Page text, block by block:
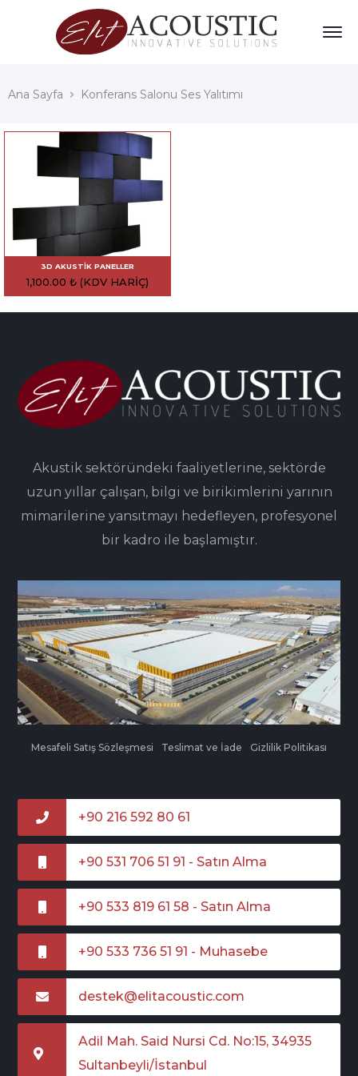
Ana Sayfa Konferans Salonu Ses Yalıtımı
3D AKUSTIK PANELLER
1,100.00 ₺ (KDV HARIÇ)
Akustik sektöründeki faaliyetlerine, sektörde
uzun yıllar çalışan, bilgi ve birikimlerini yarının
mimarilerine yansıtmayı hedefleyen, profesyonel
bir kadro ile başlamıştır.
Mesafeli Satış Sözleşmesi Teslimat ve İade Gizlilik Politikası
+90 216 592 80 61
+90 531 706 51 91 - Satın Alma
+90 533 819 61 58 - Satın Alma
+90 533 736 51 91 - Muhasebe
destek@elitacoustic.com
Adil Mah. Said Nursi Cd. No:15, 34935
Sultanbeyli/İstanbul